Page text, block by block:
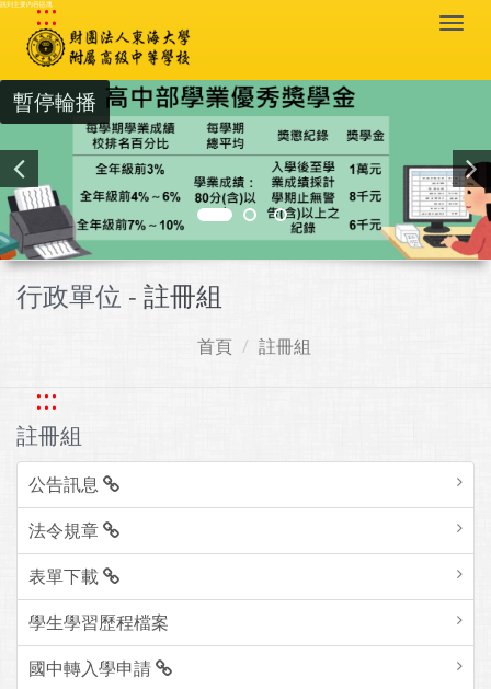
跳到主要內容區塊
:::
暫停輪播
行政單位 - 註冊組
首頁 註冊組
:::
註冊組
公告訊息
法令規章
表單下載
學生學習歷程檔案
國中轉入學申請